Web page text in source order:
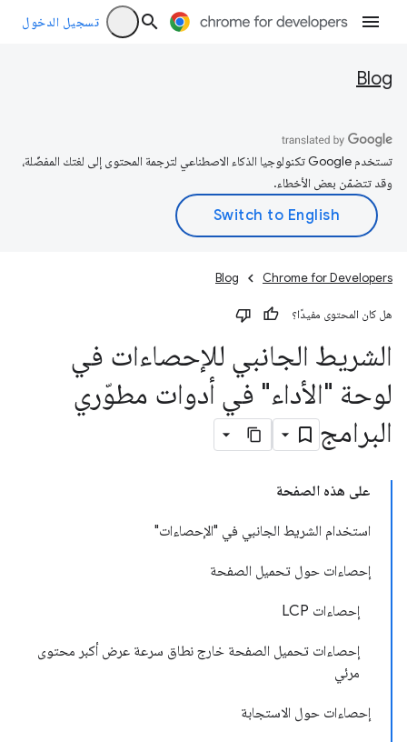
تسجيل الدخول
Blog
تستخدم Google تكنولوجيا الذكاء الاصطناعي لترجمة المحتوى إلى لغتك المفضّلة،
وقد تتضمّن بعض الأخطاء.
Chrome for Developers
Blog
هل كان المحتوى مفيدًا؟
الشريط الجانبي للإحصاءات في
لوحة "الأداء" في أدوات مطوّري
البرامج
على هذه الصفحة
استخدام الشريط الجانبي في "الإحصاءات"
إحصاءات حول تحميل الصفحة
إحصاءات LCP
إحصاءات تحميل الصفحة خارج نطاق سرعة عرض أكبر محتوى
مرئي
إحصاءات حول الاستجابة